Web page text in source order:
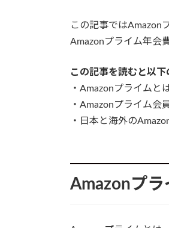
この記事ではAmazon
Amazonプライム年会
この記事を読むと以下
・Amazonプライムと
・Amazonプライム会
・日本と海外の
Amazonプラ